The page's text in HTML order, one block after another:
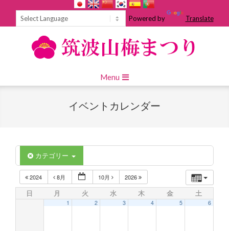
Powered by Translate
Navigation
Menu
イベントカレンダー
カテゴリー
2024 8月 10月 2026
日 月 火 水 木 金 土
1 2 3 4 5 6